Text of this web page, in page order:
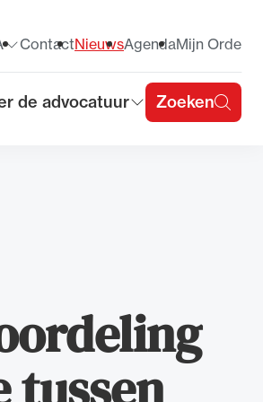
submenu voor
de advocatuur Zoeken
voor
ContactNieuwsAgendaMijn Orde